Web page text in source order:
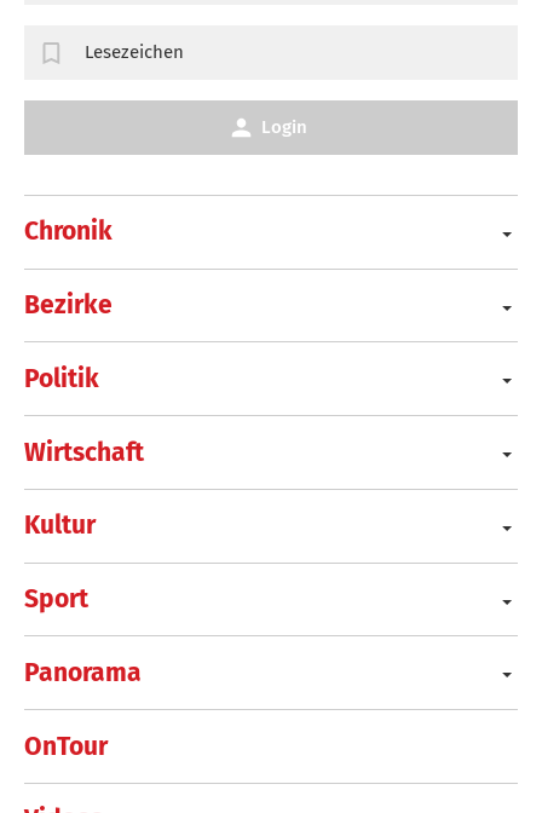
Chronik
Bezirke
Politik
Wirtschaft
Kultur
Sport
Panorama
OnTour
Lesezeichen
Login